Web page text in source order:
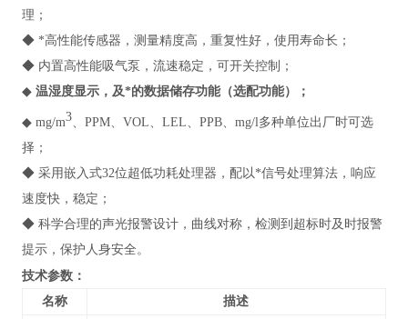
理；
◆ *高性能传感器，测量精度高，重复性好，使用寿命长；
◆ 内置高性能吸气泵，流速稳定，可开关控制；
◆温湿度显示，及*的数据储存功能（选配功能）；
◆ mg/m3、PPM、VOL、LEL、PPB、mg/l多种单位出厂时可选
择；
◆ 采用嵌入式32位超低功耗处理器，配以*信号处理算法，响应
速度快，稳定；
◆ 科学合理的声光报警设计，曲线对称，检测到超标时及时报警
提示，保护人身安全。
技术参数：
名称
描述